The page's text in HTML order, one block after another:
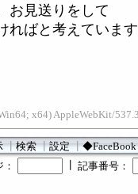
お見送りをして
ればと考えていま
x64) AppleWebKit/
┃検索┃設定┃◆FaceBook
記事番号：